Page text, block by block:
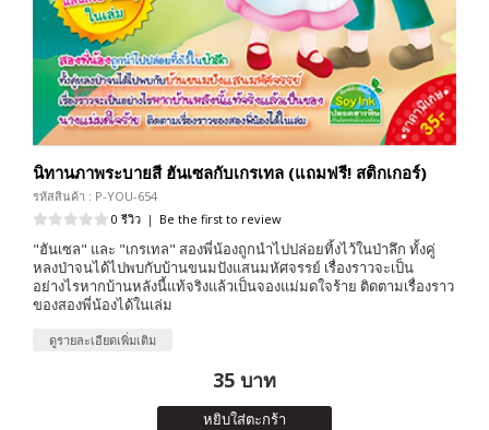
นิทานภาพระบายสี ฮันเซลกับเกรเทล (แถมฟรี! สติกเกอร์)
รหัสสินค้า : P-YOU-654
0 รีวิว | Be the first to review
"ฮันเซล" และ "เกรเทล" สองพี่น้องถูกนำไปปล่อยทิ้งไว้ในป่าลึก ทั้งคู่
หลงป่าจนได้ไปพบกับบ้านขนมปังแสนมหัศจรรย์ เรื่องราวจะเป็น
อย่างไรหากบ้านหลังนี้แท้จริงแล้วเป็นจองแม่มดใจร้าย ติดตามเรื่องราว
ของสองพี่น้องได้ในเล่ม
ดูรายละเอียดเพิ่มเติม
35 บาท
หยิบใส่ตะกร้า